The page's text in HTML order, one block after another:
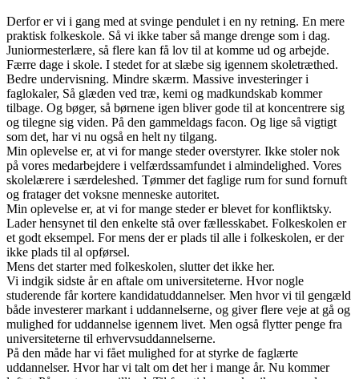
Derfor er vi i gang med at svinge pendulet i en ny retning. En mere
praktisk folkeskole. Så vi ikke taber så mange drenge som i dag.
Juniormesterlære, så flere kan få lov til at komme ud og arbejde.
Færre dage i skole. I stedet for at slæbe sig igennem skoletræthed.
Bedre undervisning. Mindre skærm. Massive investeringer i
faglokaler, Så glæden ved træ, kemi og madkundskab kommer
tilbage. Og bøger, så børnene igen bliver gode til at koncentrere sig
og tilegne sig viden. På den gammeldags facon. Og lige så vigtigt
som det, har vi nu også en helt ny tilgang.
Min oplevelse er, at vi for mange steder overstyrer. Ikke stoler nok
på vores medarbejdere i velfærdssamfundet i almindelighed. Vores
skolelærere i særdeleshed. Tømmer det faglige rum for sund fornuft
og fratager det voksne menneske autoritet.
Min oplevelse er, at vi for mange steder er blevet for konfliktsky.
Lader hensynet til den enkelte stå over fællesskabet. Folkeskolen er
et godt eksempel. For mens der er plads til alle i folkeskolen, er der
ikke plads til al opførsel.
Mens det starter med folkeskolen, slutter det ikke her.
Vi indgik sidste år en aftale om universiteterne. Hvor nogle
studerende får kortere kandidatuddannelser. Men hvor vi til gengæld
både investerer markant i uddannelserne, og giver flere veje at gå og
mulighed for uddannelse igennem livet. Men også flytter penge fra
universiteterne til erhvervsuddannelserne.
På den måde har vi fået mulighed for at styrke de faglærte
uddannelser. Hvor har vi talt om det her i mange år. Nu kommer